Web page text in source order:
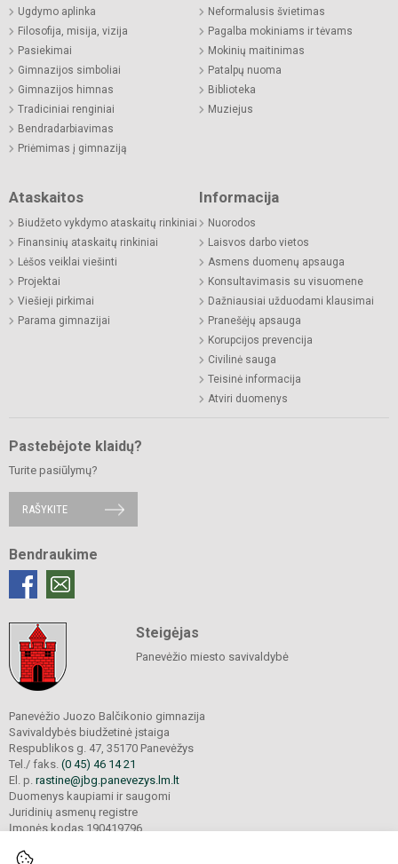
Ugdymo aplinka
Filosofija, misija, vizija
Pasiekimai
Gimnazijos simboliai
Gimnazijos himnas
Tradiciniai renginiai
Bendradarbiavimas
Priėmimas į gimnaziją
Neformalusis švietimas
Pagalba mokiniams ir tėvams
Mokinių maitinimas
Patalpų nuoma
Biblioteka
Muziejus
Ataskaitos
Biudžeto vykdymo ataskaitų rinkiniai
Finansinių ataskaitų rinkiniai
Lėšos veiklai viešinti
Projektai
Viešieji pirkimai
Parama gimnazijai
Informacija
Nuorodos
Laisvos darbo vietos
Asmens duomenų apsauga
Konsultavimasis su visuomene
Dažniausiai užduodami klausimai
Pranešėjų apsauga
Korupcijos prevencija
Civilinė sauga
Teisinė informacija
Atviri duomenys
Pastebėjote klaidų?
Turite pasiūlymų?
RAŠYKITE
Bendraukime
Steigėjas
Panevėžio miesto savivaldybė
Panevėžio Juozo Balčikonio gimnazija
Savivaldybės biudžetinė įstaiga
Respublikos g. 47, 35170 Panevėžys
Tel./ faks. (0 45) 46 14 21
El. p. rastine@jbg.panevezys.lm.lt
Duomenys kaupiami ir saugomi
Juridinių asmenų registre
Įmonės kodas 190419796